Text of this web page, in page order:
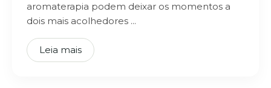
aromaterapia podem deixar os momentos a
dois mais acolhedores ...
Leia mais